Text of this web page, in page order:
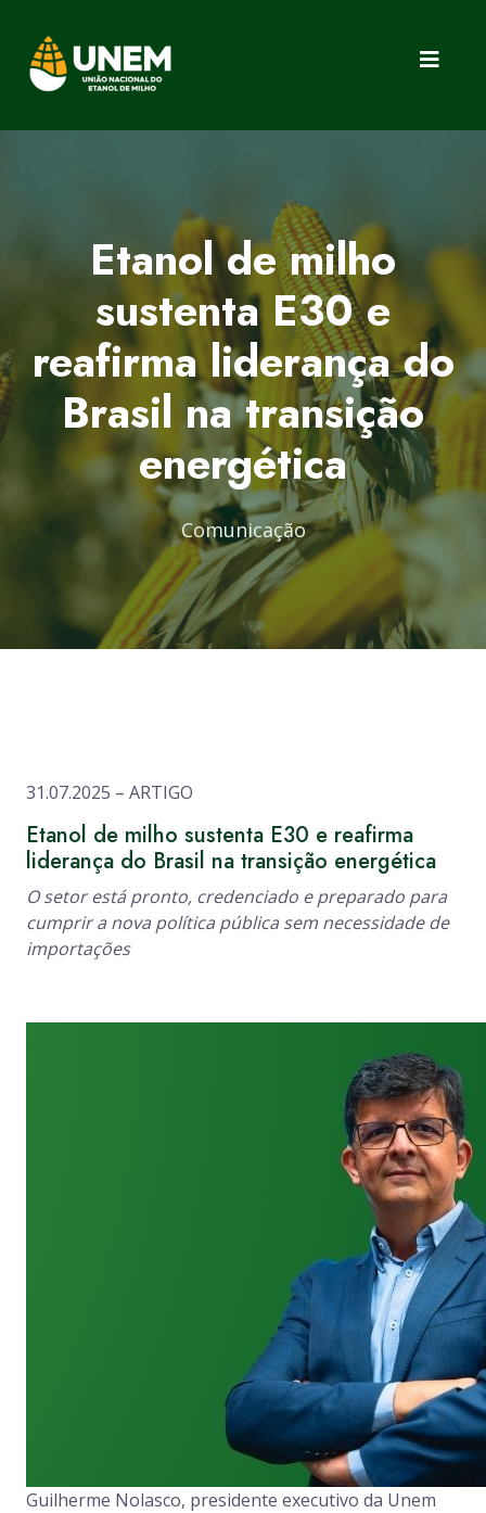
Etanol de milho
sustenta E30 e
reafirma liderança do
Brasil na transição
energética
Comunicação
31.07.2025 – ARTIGO
Etanol de milho sustenta E30 e reafirma
liderança do Brasil na transição energética
O setor está pronto, credenciado e preparado para
cumprir a nova política pública sem necessidade de
importações
Guilherme Nolasco, presidente executivo da Unem